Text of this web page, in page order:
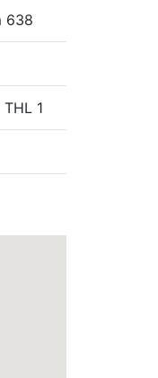
638
1